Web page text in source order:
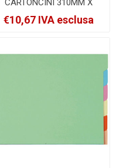
CARTONCINI 310MM X
CART. SOSPESE CASSETTO
[032-10]
€10,67 IVA esclusa